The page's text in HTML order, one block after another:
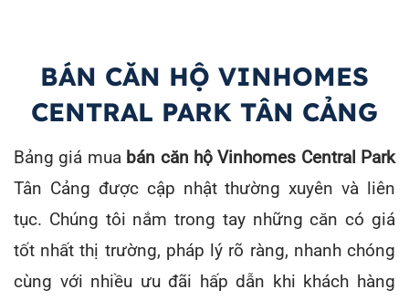
BÁN CĂN HỘ VINHOMES
CENTRAL PARK TÂN CẢNG
Bảng giá mua bán căn hộ Vinhomes Central Park
Tân Cảng được cập nhật thường xuyên và liên
tục. Chúng tôi nắm trong tay những căn có giá
tốt nhất thị trường, pháp lý rõ ràng, nhanh chóng
cùng với nhiều ưu đãi hấp dẫn khi khách hàng